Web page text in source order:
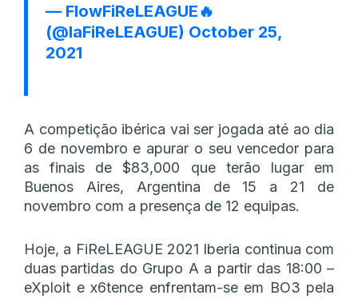
— FlowFiReLEAGUE🔥
(@laFiReLEAGUE) October 25,
2021
A competição ibérica vai ser jogada até ao dia
6 de novembro e apurar o seu vencedor para
as finais de $83,000 que terão lugar em
Buenos Aires, Argentina de 15 a 21 de
novembro com a presença de 12 equipas.
Hoje, a FiReLEAGUE 2021 Iberia continua com
duas partidas do Grupo A a partir das 18:00 –
eXploit e x6tence enfrentam-se em BO3 pela